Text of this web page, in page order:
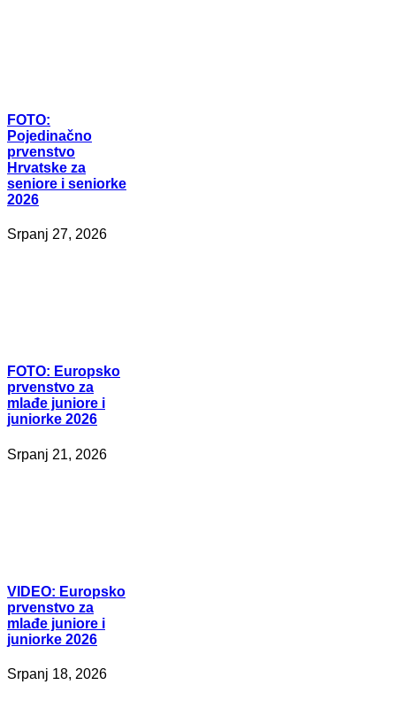
FOTO:
Pojedinačno
prvenstvo
Hrvatske za
seniore i seniorke
2026
Srpanj 27, 2026
FOTO: Europsko
prvenstvo za
mlađe juniore i
juniorke 2026
Srpanj 21, 2026
VIDEO: Europsko
prvenstvo za
mlađe juniore i
juniorke 2026
Srpanj 18, 2026